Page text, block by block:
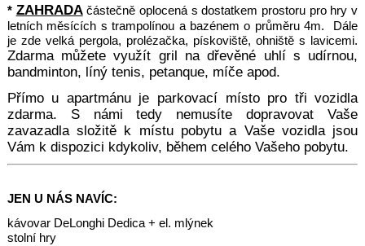
* ZAHRADAčástečně oplocená s dostatkem prostoru pro hry v
letních měsících s trampolínou a bazénem o průměru 4m. Dále
je zde velká pergola, prolézačka, pískoviště, ohniště s lavicemi.
Zdarma můžete využít gril na dřevěné uhlí s udírnou,
bandminton, líný tenis, petanque, míče apod.
Přímo u apartmánu je parkovací místo pro tři vozidla
zdarma. S námi tedy nemusíte dopravovat Vaše
zavazadla složitě k místu pobytu a Vaše vozidla jsou
Vám k dispozici kdykoliv, během celého Vašeho pobytu.
JEN U NÁS NAVÍC:
kávovar DeLonghi Dedica + el. mlýnek
stolní hry